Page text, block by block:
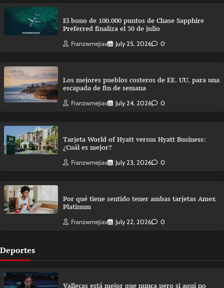
El bono de 100.000 puntos de Chase Sapphire
Preferred finaliza el 30 de julio
Franzwmejiav July 25, 2026 0
Los mejores pueblos costeros de EE. UU. para una
escapada de fin de semana
Franzwmejiav July 24, 2026 0
Tarjeta World of Hyatt versus Hyatt Business:
¿Cuál es mejor?
Franzwmejiav July 23, 2026 0
Por qué tiene sentido tener ambas tarjetas Amex
Platinum
Franzwmejiav July 22, 2026 0
Deportes
Vallecas está mejor que nunca pero si aquí no